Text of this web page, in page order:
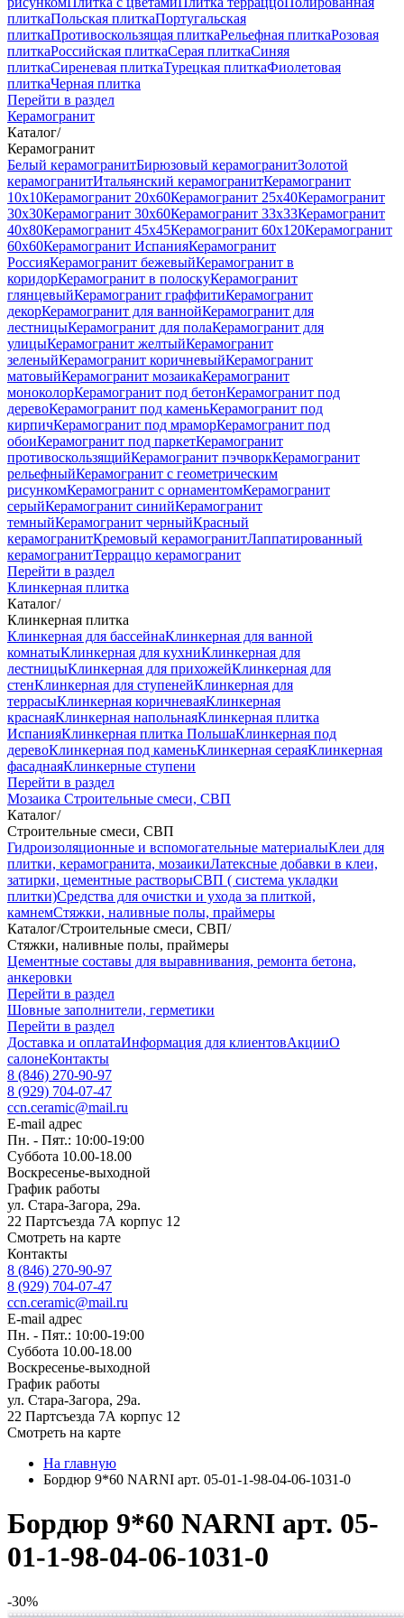
плиткаПольская плиткаПортугальская
плиткаПротивоскользящая плиткаРельефная плиткаРозовая
плиткаРоссийская плиткаСерая плиткаСиняя
плиткаСиреневая плиткаТурецкая плиткаФиолетовая
плиткаЧерная плитка
Перейти в раздел
Керамогранит
Каталог/
Керамогранит
Белый керамогранитБирюзовый керамогранитЗолотой
керамогранитИтальянский керамогранитКерамогранит
10x10Керамогранит 20x60Керамогранит 25x40Керамогранит
30x30Керамогранит 30x60Керамогранит 33x33Керамогранит
40x80Керамогранит 45x45Керамогранит 60x120Керамогранит
60x60Керамогранит ИспанияКерамогранит
РоссияКерамогранит бежевыйКерамогранит в
коридорКерамогранит в полоскуКерамогранит
глянцевыйКерамогранит граффитиКерамогранит
декорКерамогранит для ваннойКерамогранит для
лестницыКерамогранит для полаКерамогранит для
улицыКерамогранит желтыйКерамогранит
зеленыйКерамогранит коричневыйКерамогранит
матовыйКерамогранит мозаикаКерамогранит
моноколорКерамогранит под бетонКерамогранит под
деревоКерамогранит под каменьКерамогранит под
кирпичКерамогранит под мраморКерамогранит под
обоиКерамогранит под паркетКерамогранит
противоскользящийКерамогранит пэчворкКерамогранит
рельефныйКерамогранит с геометрическим
рисункомКерамогранит с орнаментомКерамогранит
серыйКерамогранит синийКерамогранит
темныйКерамогранит черныйКрасный
керамогранитКремовый керамогранитЛаппатированный
керамогранитТерраццо керамогранит
Перейти в раздел
Клинкерная плитка
Каталог/
Клинкерная плитка
Клинкерная для бассейнаКлинкерная для ванной
комнатыКлинкерная для кухниКлинкерная для
лестницыКлинкерная для прихожейКлинкерная для
стенКлинкерная для ступенейКлинкерная для
террасыКлинкерная коричневаяКлинкерная
краснаяКлинкерная напольнаяКлинкерная плитка
ИспанияКлинкерная плитка ПольшаКлинкерная под
деревоКлинкерная под каменьКлинкерная сераяКлинкерная
фасаднаяКлинкерные ступени
Перейти в раздел
Мозаика Строительные смеси, СВП
Каталог/
Строительные смеси, СВП
Гидроизоляционные и вспомогательные материалыКлеи для
плитки, керамогранита, мозаикиЛатексные добавки в клеи,
затирки, цементные растворыСВП ( система укладки
плитки)Средства для очистки и ухода за плиткой,
камнемСтяжки, наливные полы, праймеры
Каталог/Строительные смеси, СВП/
Стяжки, наливные полы, праймеры
Цементные составы для выравнивания, ремонта бетона,
анкеровки
Перейти в раздел
Шовные заполнители, герметики
Перейти в раздел
Доставка и оплатаИнформация для клиентовАкцииО
салонеКонтакты
8 (846) 270-90-97
8 (929) 704-07-47
ccn.ceramic@mail.ru
E-mail адрес
Пн. - Пят.: 10:00-19:00
Суббота 10.00-18.00
Воскресенье-выходной
График работы
ул. Стара-Загора, 29а.
22 Партсъезда 7А корпус 12
Смотреть на карте
Контакты
8 (846) 270-90-97
8 (929) 704-07-47
ccn.ceramic@mail.ru
E-mail адрес
Пн. - Пят.: 10:00-19:00
Суббота 10.00-18.00
Воскресенье-выходной
График работы
ул. Стара-Загора, 29а.
22 Партсъезда 7А корпус 12
Смотреть на карте
На главную
Бордюр 9*60 NARNI арт. 05-01-1-98-04-06-1031-0
Бордюр 9*60 NARNI арт. 05-
01-1-98-04-06-1031-0
-30%